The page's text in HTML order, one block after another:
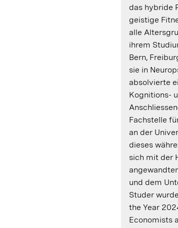
das hybride
geistige
alle
ihrem
Bern,
sie in
absolvierte
Kognitions-
Fachstelle
an der
dieses
sich mit der
und dem
Studer
the Year
Economists